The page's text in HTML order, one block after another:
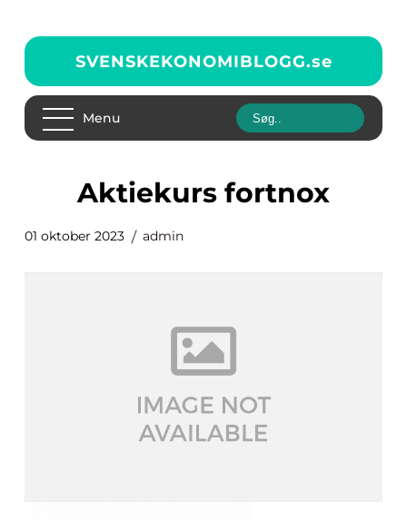
SVENSKEKONOMIBLOGG.se
Menu
aktiekurs fortnox
01 oktober 2023 admin